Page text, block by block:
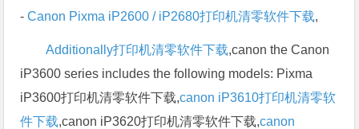
-Canon Pixma iP2600 / iP2680打印机清零软件下载,
Additionally打印机清零软件下载,canon the Canon
iP3600 series includes the following models: Pixma
iP3600打印机清零软件下载,canon iP3610打印机清零软
件下载,canon iP3620打印机清零软件下载,canon